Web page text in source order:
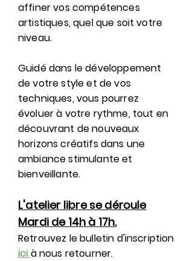
affiner vos compétences
artistiques, quel que soit votre
niveau.
Guidé dans le développement
de votre style et de vos
techniques, vous pourrez
évoluer à votre rythme, tout en
découvrant de nouveaux
horizons créatifs dans une
ambiance stimulante et
bienveillante.
L'atelier libre se déroule
Mardi de 14h à 17h.
Retrouvez le bulletin d'inscription
ici à nous retourner.